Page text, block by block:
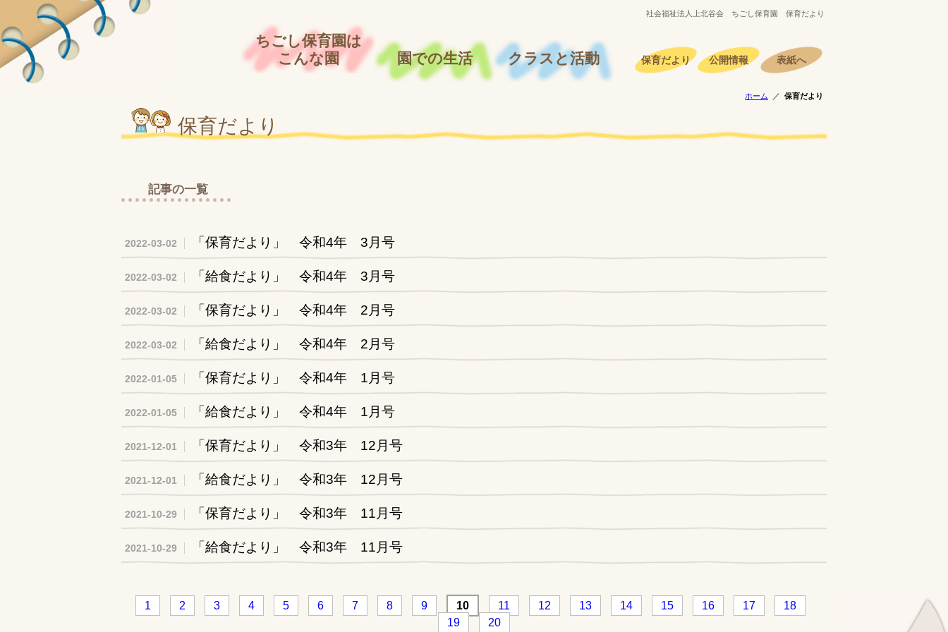
社会福祉法人上北谷会 ちごし保育園 保育だより
ちごし保育園は
こんな園
園での生活 クラスと活動 保育だより 公開情報 表紙へ
ホーム 保育だより
保育だより
記事の一覧
2022-03-02 「保育だより」 令和4年 3月号
2022-03-02 「給食だより」 令和4年 3月号
2022-03-02 「保育だより」 令和4年 2月号
2022-03-02 「給食だより」 令和4年 2月号
2022-01-05 「保育だより」 令和4年 1月号
2022-01-05 「給食だより」 令和4年 1月号
2021-12-01 「保育だより」 令和3年 12月号
2021-12-01 「給食だより」 令和3年 12月号
2021-10-29 「保育だより」 令和3年 11月号
2021-10-29 「給食だより」 令和3年 11月号
1 2 3 4 5 6 7 8 9 10 11 12 13 14 15 16 17
18
19
20